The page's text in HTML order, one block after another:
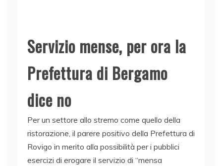
Servizio mense, per ora la
Prefettura di Bergamo
dice no
Per un settore allo stremo come quello della
ristorazione, il parere positivo della Prefettura di
Rovigo in merito alla possibilità per i pubblici
esercizi di erogare il servizio di “mensa